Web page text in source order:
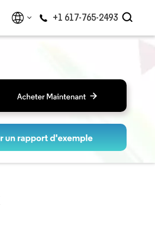
+1 617-765-2493